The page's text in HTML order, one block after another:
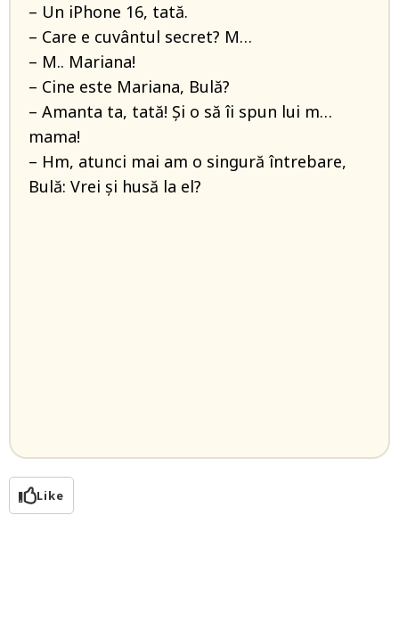
– Un iPhone 16, tată.
– Care e cuvântul secret? M…
– M.. Mariana!
– Cine este Mariana, Bulă?
– Amanta ta, tată! Și o să îi spun lui m…
mama!
– Hm, atunci mai am o singură întrebare,
Bulă: Vrei și husă la el?
Like